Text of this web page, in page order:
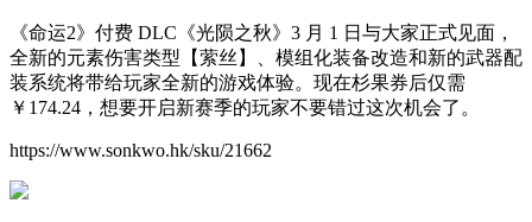
《命运2》付费 DLC《光陨之秋》3 月 1 日与大家正式见面，
全新的元素伤害类型【萦丝】、模组化装备改造和新的武器配
装系统将带给玩家全新的游戏体验。现在杉果券后仅需
￥174.24，想要开启新赛季的玩家不要错过这次机会了。
https://www.sonkwo.hk/sku/21662